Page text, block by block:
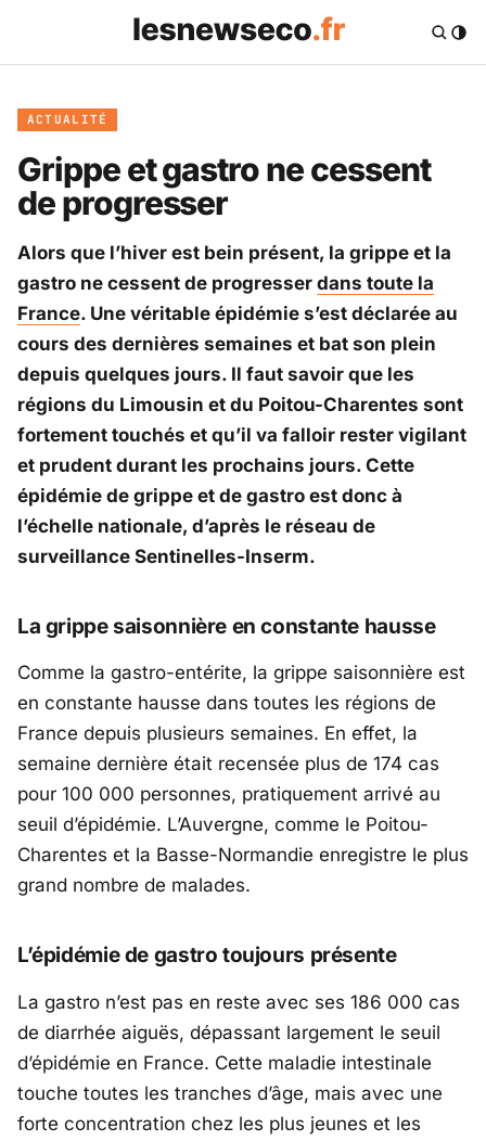
ACTUALITÉ
Grippe et gastro ne cessent
de progresser
Alors que l’hiver est bein présent, la grippe et la
gastro ne cessent de progresser dans toute la
France. Une véritable épidémie s’est déclarée au
cours des dernières semaines et bat son plein
depuis quelques jours. Il faut savoir que les
régions du Limousin et du Poitou-Charentes sont
fortement touchés et qu’il va falloir rester vigilant
et prudent durant les prochains jours. Cette
épidémie de grippe et de gastro est donc à
l’échelle nationale, d’après le réseau de
surveillance Sentinelles-Inserm.
La grippe saisonnière en constante hausse
Comme la gastro-entérite, la grippe saisonnière est
en constante hausse dans toutes les régions de
France depuis plusieurs semaines. En effet, la
semaine dernière était recensée plus de 174 cas
pour 100 000 personnes, pratiquement arrivé au
seuil d’épidémie. L’Auvergne, comme le Poitou-
Charentes et la Basse-Normandie enregistre le plus
grand nombre de malades.
L’épidémie de gastro toujours présente
La gastro n’est pas en reste avec ses 186 000 cas
de diarrhée aiguës, dépassant largement le seuil
d’épidémie en France. Cette maladie intestinale
touche toutes les tranches d’âge, mais avec une
forte concentration chez les plus jeunes et les